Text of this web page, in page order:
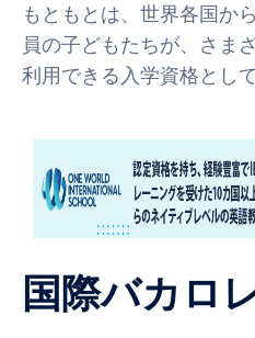
もともとは、世界各国か
員の子どもたちが、さま
利用できる入学資格とし
国際バカロ